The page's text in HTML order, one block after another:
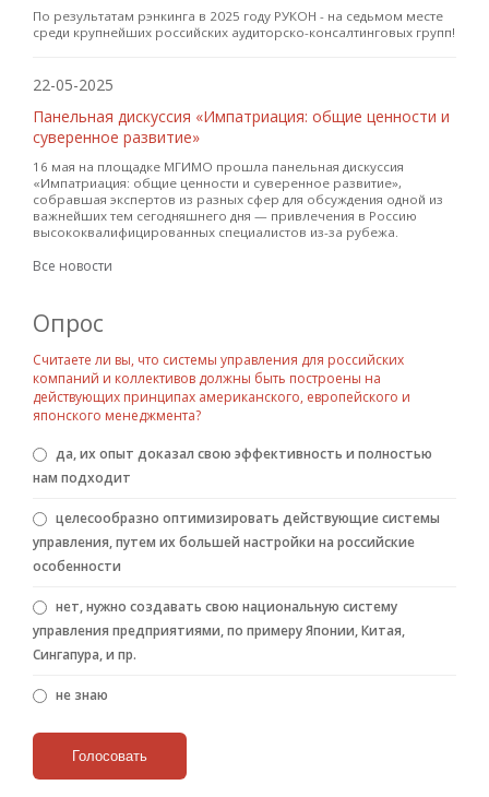
По результатам рэнкинга в 2025 году РУКОН - на седьмом месте
среди крупнейших российских аудиторско-консалтинговых групп!
22-05-2025
Панельная дискуссия «Импатриация: общие ценности и
суверенное развитие»
16 мая на площадке МГИМО прошла панельная дискуссия
«Импатриация: общие ценности и суверенное развитие»,
собравшая экспертов из разных сфер для обсуждения одной из
важнейших тем сегодняшнего дня — привлечения в Россию
высококвалифицированных специалистов из-за рубежа.
Все новости
Опрос
Считаете ли вы, что системы управления для российских
компаний и коллективов должны быть построены на
действующих принципах американского, европейского и
японского менеджмента?
Варианты
да, их опыт доказал свою эффективность и полностью
нам подходит
целесообразно оптимизировать действующие системы
управления, путем их большей настройки на российские
особенности
нет, нужно создавать свою национальную систему
управления предприятиями, по примеру Японии, Китая,
Сингапура, и пр.
не знаю